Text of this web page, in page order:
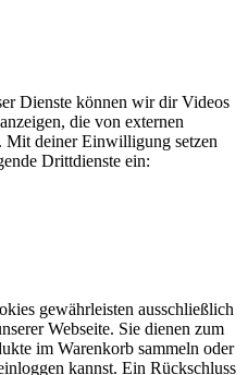
Dienste können wir dir Videos
die von externen
Mit deiner Einwilligung setzen
Drittdienste ein:
gewährleisten ausschließlich
Webseite. Sie dienen zum
im Warenkorb sammeln oder
kannst. Ein Rückschluss